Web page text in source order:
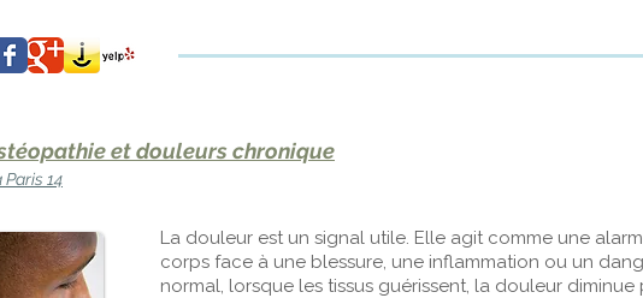
et douleurs chronique
14
La douleur est un signal utile. Elle agit comme une
corps face à une blessure, une inflammation ou un
normal, lorsque les tissus guérissent, la douleur